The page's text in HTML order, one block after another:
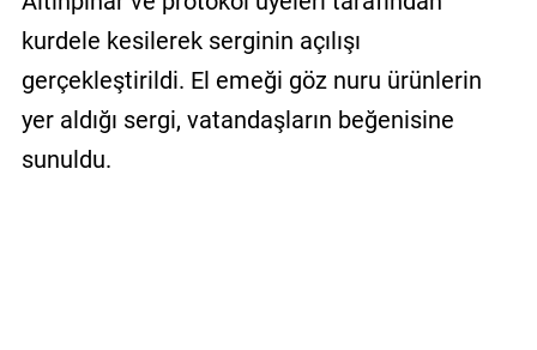
kurdele kesilerek serginin açılışı
gerçekleştirildi. El emeği göz nuru ürünlerin
yer aldığı sergi, vatandaşların beğenisine
sunuldu.